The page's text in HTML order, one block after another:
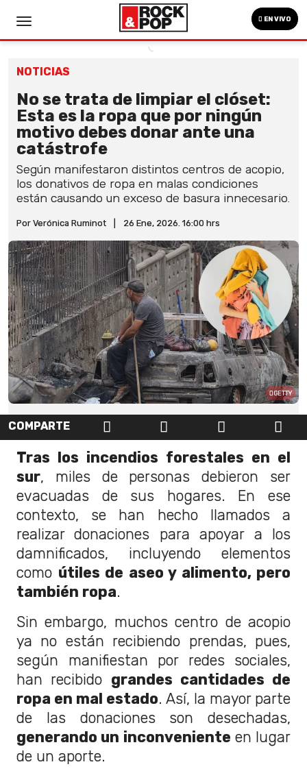
EN VIVO
NOTICIAS
No se trata de limpiar el clóset:
Esta es la ropa que por ningún
motivo debes donar ante una
catástrofe
Según manifestaron distintos centros de acopio,
los donativos de ropa en malas condiciones
están causando un exceso de basura innecesario.
Por Verónica Ruminot 26 Ene, 2026. 16:00 hrs
GETTY
COMPARTE
Tras los incendios forestales en el
sur, miles de personas debieron ser
evacuadas de sus hogares. En ese
contexto, se han hecho llamados a
realizar donaciones para apoyar a los
damnificados, incluyendo elementos
como útiles de aseo y alimento, pero
también ropa.
Sin embargo, muchos centro de acopio
ya no están recibiendo prendas, pues,
según manifiestan por redes sociales,
han recibido grandes cantidades de
ropa en mal estado. Así, la mayor parte
de las donaciones son desechadas,
generando un inconveniente en lugar
de un aporte.